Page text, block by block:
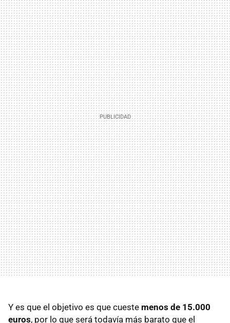
Y es que el objetivo es que cueste menos de 15.000
euros, por lo que será todavía más barato que el